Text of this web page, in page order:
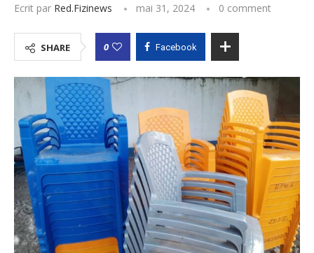
Ecrit par Red.fizinews mai 31, 2024 0 comment
SHARE 0 Facebook